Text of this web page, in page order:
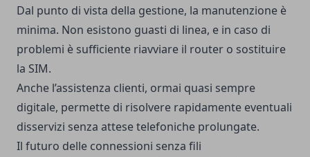
Dal punto di vista della gestione, la manutenzione è
minima. Non esistono guasti di linea, e in caso di
problemi è sufficiente riavviare il router o sostituire
la SIM.
Anche l’assistenza clienti, ormai quasi sempre
digitale, permette di risolvere rapidamente eventuali
disservizi senza attese telefoniche prolungate.
Il futuro delle connessioni senza fili